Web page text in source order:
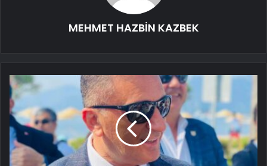
MEHMET HAZBİN KAZBEK